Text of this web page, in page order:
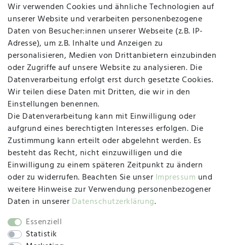
Widerruf
Vertrag widerrufen Kontakt
MAPALI VOR ORT
Herzogstraße 10
47533 Kleve
Montag, Dienstag, Donnerstag, Freitag
09:00 Uhr bis 13:00 Uhr
Mittwoch
09:00 Uhr bis 12:00 Uhr
SOCIAL
Wir verwenden Cookies und ähnliche Technologien auf
unserer Website und verarbeiten personenbezogene
Daten von Besucher:innen unserer Webseite (z.B. IP-
Adresse), um z.B. Inhalte und Anzeigen zu
personalisieren, Medien von Drittanbietern einzubinden
oder Zugriffe auf unsere Website zu analysieren. Die
Datenverarbeitung erfolgt erst durch gesetzte Cookies.
Wir teilen diese Daten mit Dritten, die wir in den
Einstellungen benennen.
Die Datenverarbeitung kann mit Einwilligung oder
aufgrund eines berechtigten Interesses erfolgen. Die
Zustimmung kann erteilt oder abgelehnt werden. Es
besteht das Recht, nicht einzuwilligen und die
Einwilligung zu einem späteren Zeitpunkt zu ändern
oder zu widerrufen. Beachten Sie unser Impressum und
weitere Hinweise zur Verwendung personenbezogener
Daten in unserer Daten­schutz­erklärung.
Essenziell
Statistik